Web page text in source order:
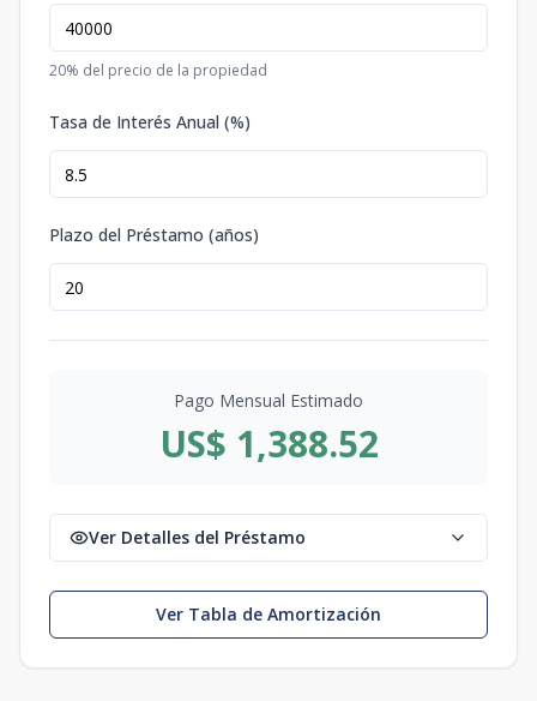
20% del precio de la propiedad
Tasa de Interés Anual (%)
Plazo del Préstamo (años)
Pago Mensual Estimado
US$ 1,388.52
Ver Detalles del Préstamo
Ver Tabla de Amortización